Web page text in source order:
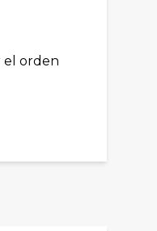
el orden